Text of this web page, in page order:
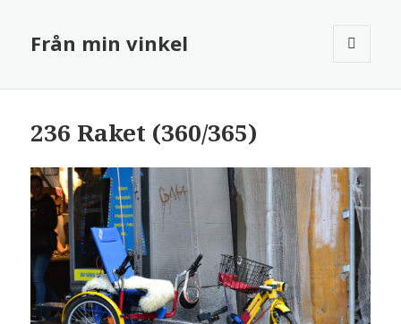
Från min vinkel
236 Raket (360/365)